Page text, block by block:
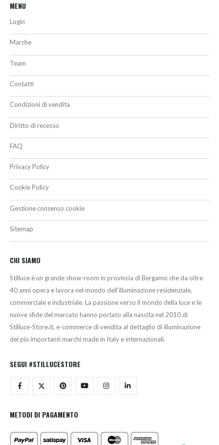
MENU
Login
Marche
Team
Contatti
Condizioni di vendita
Diritto di recesso
FAQ
Privacy Policy
Cookie Policy
Gestione consenso cookie
Sitemap
CHI SIAMO
Stilluce è un grande show-room in provincia di Bergamo che da oltre
40 anni opera e lavora nel mondo dell’illuminazione residenziale,
commerciale e industriale. La passione verso il mondo della luce e le
nuove sfide del mercato hanno portato alla nascita nel 2010 di
Stilluce-Store.it, e-commerce di vendita al dettaglio di illuminazione
dei più importanti marchi made in Italy e internazionali.
SEGUI #STILLUCESTORE
METODI DI PAGAMENTO